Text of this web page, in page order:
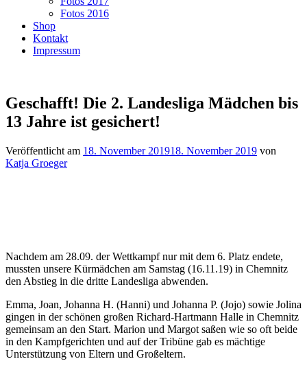
Fotos 2016
Shop
Kontakt
Impressum
Geschafft! Die 2. Landesliga Mädchen bis
13 Jahre ist gesichert!
Veröffentlicht am 18. November 201918. November 2019 von
Katja Groeger
Nachdem am 28.09. der Wettkampf nur mit dem 6. Platz endete,
mussten unsere Kürmädchen am Samstag (16.11.19) in Chemnitz
den Abstieg in die dritte Landesliga abwenden.
Emma, Joan, Johanna H. (Hanni) und Johanna P. (Jojo) sowie Jolina
gingen in der schönen großen Richard-Hartmann Halle in Chemnitz
gemeinsam an den Start. Marion und Margot saßen wie so oft beide
in den Kampfgerichten und auf der Tribüne gab es mächtige
Unterstützung von Eltern und Großeltern.